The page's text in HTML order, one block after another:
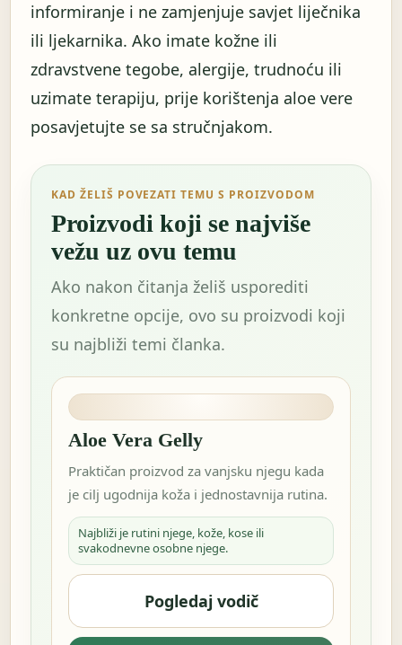
informiranje i ne zamjenjuje savjet liječnika
ili ljekarnika. Ako imate kožne ili
zdravstvene tegobe, alergije, trudnoću ili
uzimate terapiju, prije korištenja aloe vere
posavjetujte se sa stručnjakom.
KAD ŽELIŠ POVEZATI TEMU S PROIZVODOM
Proizvodi koji se najviše
vežu uz ovu temu
Ako nakon čitanja želiš usporediti
konkretne opcije, ovo su proizvodi koji
su najbliži temi članka.
Aloe Vera Gelly
Praktičan proizvod za vanjsku njegu kada
je cilj ugodnija koža i jednostavnija rutina.
Najbliži je rutini njege, kože, kose ili
svakodnevne osobne njege.
Pogledaj vodič